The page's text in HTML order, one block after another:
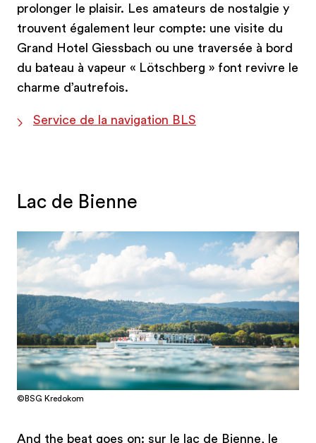
prolonger le plaisir. Les amateurs de nostalgie y
trouvent également leur compte: une visite du
Grand Hotel Giessbach ou une traversée à bord
du bateau à vapeur « Lötschberg » font revivre le
charme d’autrefois.
Service de la navigation BLS
Lac de Bienne
©BSG Kredokom
And the beat goes on: sur le lac de Bienne, le